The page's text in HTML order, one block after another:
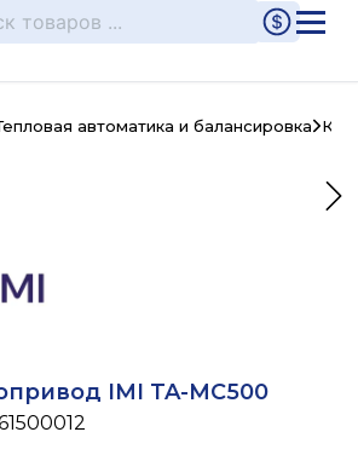
автоматика и балансировка
IMI TA-MC500